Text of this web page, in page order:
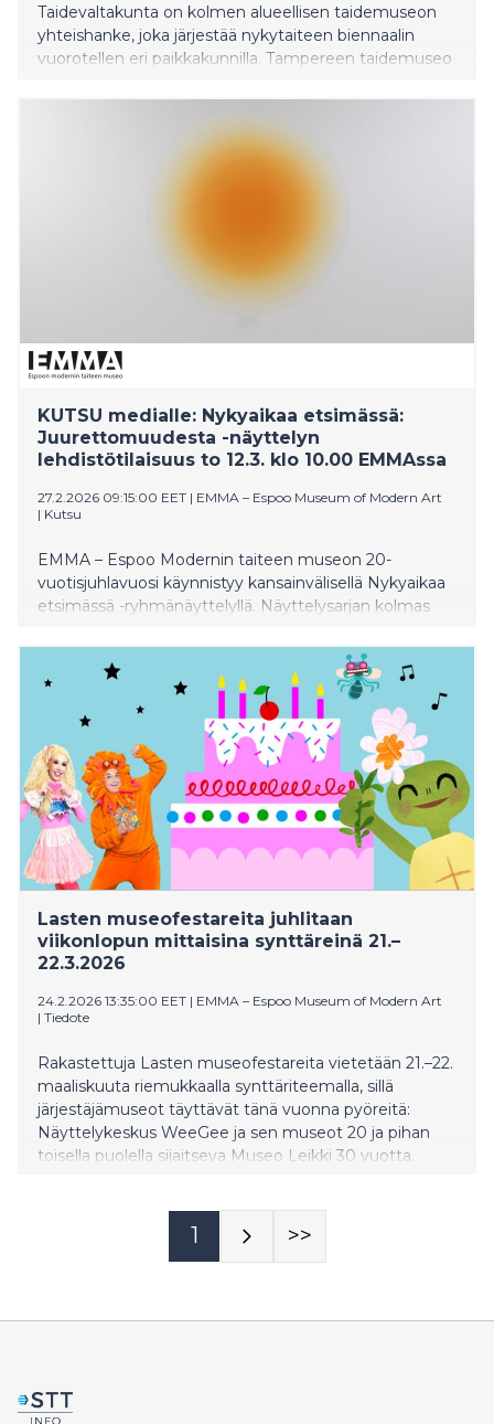
Taidevaltakunta on kolmen alueellisen taidemuseon
yhteishanke, joka järjestää nykytaiteen biennaalin
vuorotellen eri paikkakunnilla. Tampereen taidemuseo
Mukaan valittiin avoimen haun kautta 39 teosta lähes
80 taiteilijalta. Biennaalin teema YHDESSÄ ulottuu
taiteen sisällöistä ja muotokielestä työskentelytapoihin
ja sidosryhmäyhteistyöhön.
KUTSU medialle: Nykyaikaa etsimässä:
Juurettomuudesta -näyttelyn
lehdistötilaisuus to 12.3. klo 10.00 EMMAssa
27.2.2026 09:15:00 EET | EMMA – Espoo Museum of Modern Art
| Kutsu
EMMA – Espoo Modernin taiteen museon 20-
vuotisjuhlavuosi käynnistyy kansainvälisellä Nykyaikaa
etsimässä -ryhmänäyttelyllä. Näyttelysarjan kolmas
maailmaan, joka on jatkuvassa liikkeessä. Lämpimästi
tervetuloa näyttelyn lehdistötilaisuuteen! Osa
taiteilijoista on paikalla tilaisuudessa.
Lasten museofestareita juhlitaan
viikonlopun mittaisina synttäreinä 21.–
22.3.2026
24.2.2026 13:35:00 EET | EMMA – Espoo Museum of Modern Art
| Tiedote
Rakastettuja Lasten museofestareita vietetään 21.–22.
maaliskuuta riemukkaalla synttäriteemalla, sillä
järjestäjämuseot täyttävät tänä vuonna pyöreitä:
Näyttelykeskus WeeGee ja sen museot 20 ja pihan
toisella puolella sijaitseva Museo Leikki 30 vuotta.
täynnä yhteisiä elämyksiä koko perheelle! Festareiden
ohjelmaa on suunniteltu yhdessä espoolaisten
museoiden sisäänpääsylippuihin.
1 >>